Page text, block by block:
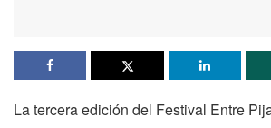
La tercera edición del Festival Entre